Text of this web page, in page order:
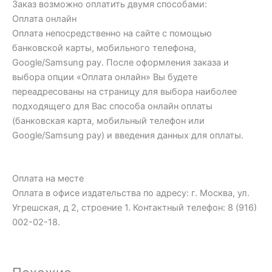
Заказ возможно оплатить двумя способами:
Оплата онлайн
Оплата непосредственно на сайте с помощью
банковской карты, мобильного телефона,
Google/Samsung pay. После оформления заказа и
выбора опции «Оплата онлайн» Вы будете
переадресованы на страницу для выбора наиболее
подходящего для Вас способа онлайн оплаты
(банковская карта, мобильный телефон или
Google/Samsung pay) и введения данных для оплаты.
Оплата на месте
Оплата в офисе издательства по адресу: г. Москва, ул.
Угрешская, д 2, строение 1. Контактный телефон: 8 (916)
002-02-18.